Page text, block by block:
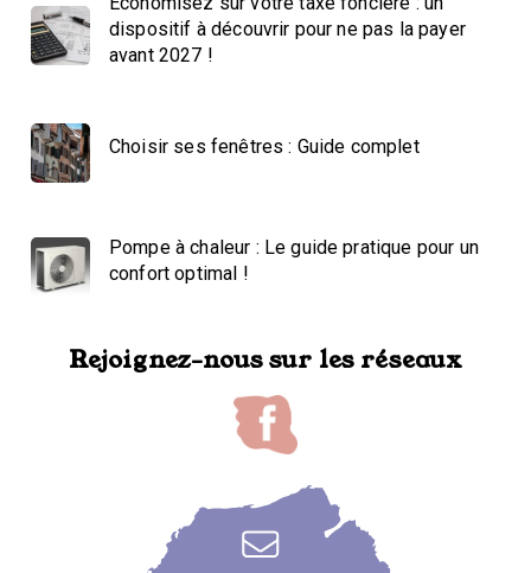
dispositif à découvrir pour ne pas la payer
avant 2027 !
Choisir ses fenêtres : Guide complet
Pompe à chaleur : Le guide pratique pour un
confort optimal !
Rejoignez-nous sur les réseaux